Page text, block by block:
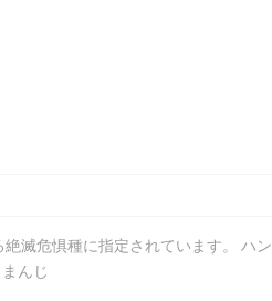
滅危惧種に指定されています。 ハン
んじ